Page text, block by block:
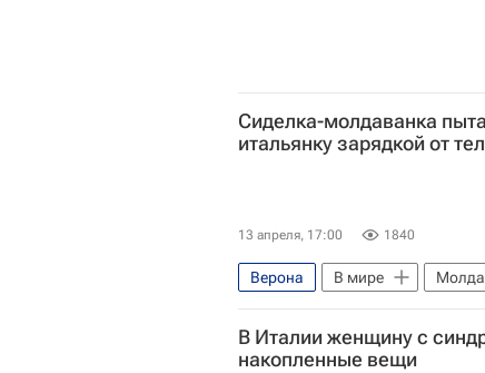
Сиделка-молдаванка
итальянку зарядкой от
13 апреля, 17:00 1840
Верона В мире
В Италии женщину с
накопленные вещи